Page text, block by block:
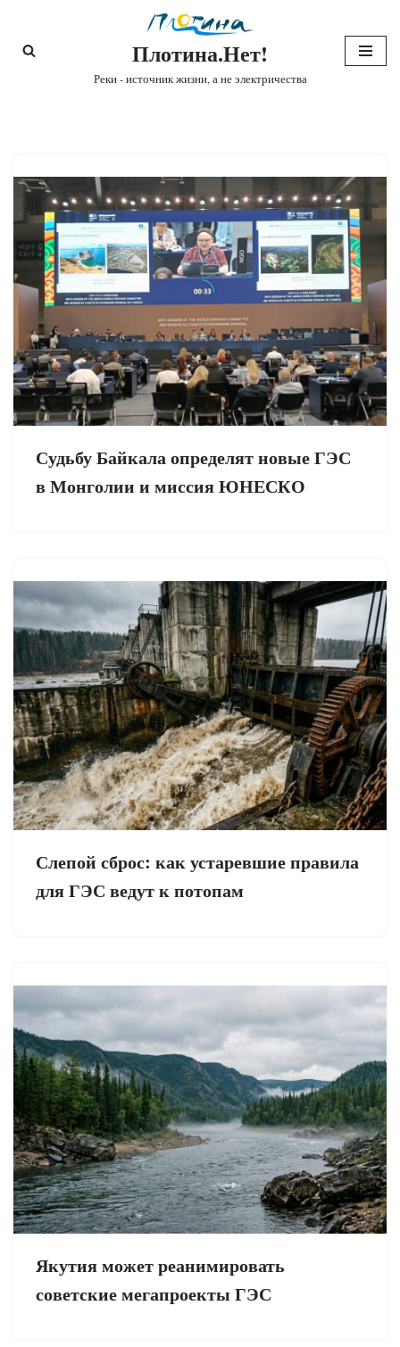
Перейти
Плотина.Нет!
Реки - источник жизни, а не электричества
Судьбу Байкала определят новые ГЭС
в Монголии и миссия ЮНЕСКО
Слепой сброс: как устаревшие правила
для ГЭС ведут к потопам
Якутия может реанимировать
советские мегапроекты ГЭС